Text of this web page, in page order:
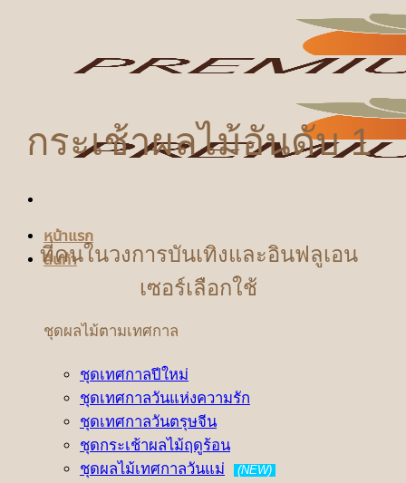
หน้าแรก
สินค้า
ชุดผลไม้ตามเทศกาล
ชุดเทศกาลปีใหม่
ชุดเทศกาลวันแห่งความรัก
ชุดเทศกาลวันตรุษจีน
ชุดกระเช้าผลไม้ฤดูร้อน
ชุดผลไม้เทศกาลวันแม่
(NEW)
กระเช้าผลไม้อันดับ 1
ที่คนในวงการบันเทิงและอินฟลูเอน
เซอร์เลือกใช้